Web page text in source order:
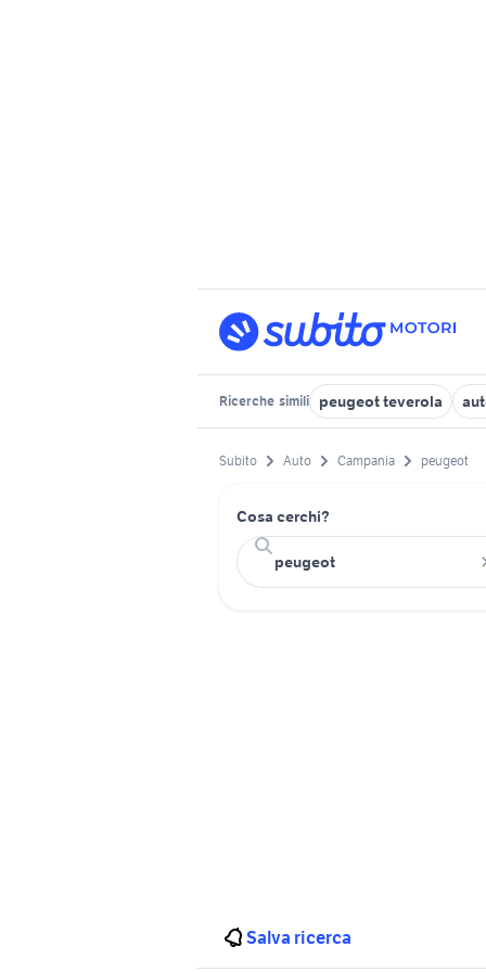
Ricerche simili peugeot teverola
Subito Auto Campania peugeot
Cosa cerchi?
Salva ricerca